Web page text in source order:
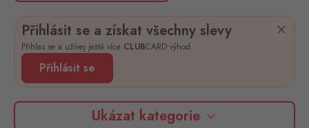
Přihlásit se a získat všechny slevy
Přihlas se a užívej ještě více CLUBCARD výhod.
Přihlásit se
Ukázat kategorie